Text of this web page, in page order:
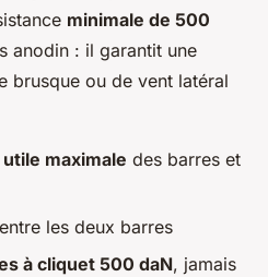
minimale de 500
anodin : il garantit une
brusque ou de vent latéral
maximale des barres et
les deux barres
à cliquet 500 daN, jamais